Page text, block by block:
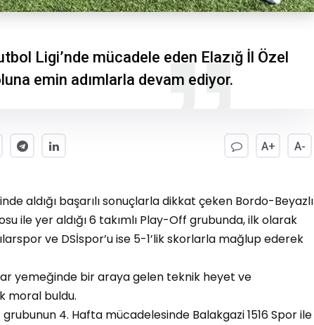
Ligi’nde mücadele eden Elazığ İl Özel
emin adımlarla devam ediyor.
A+ A-
aldığı başarılı sonuçlarla dikkat çeken Bordo-Beyazlı
ile yer aldığı 6 takımlı Play-Off grubunda, ilk olarak
ve DSİspor’u ise 5-1’lik skorlarla mağlup ederek
yemeğinde bir araya gelen teknik heyet ve
moral buldu.
4. Hafta mücadelesinde Balakgazi 1516 Spor ile